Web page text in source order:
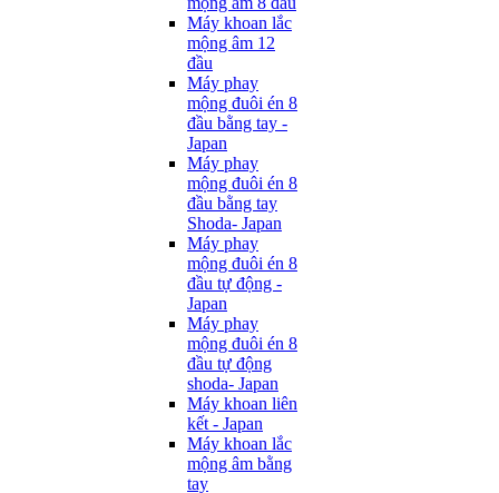
Máy khoan lắc
mộng âm 12
đầu
Máy phay
mộng đuôi én 8
đầu bằng tay -
Japan
Máy phay
mộng đuôi én 8
đầu bằng tay
Shoda- Japan
Máy phay
mộng đuôi én 8
đầu tự động -
Japan
Máy phay
mộng đuôi én 8
đầu tự động
shoda- Japan
Máy khoan liên
kết - Japan
Máy khoan lắc
mộng âm bằng
tay